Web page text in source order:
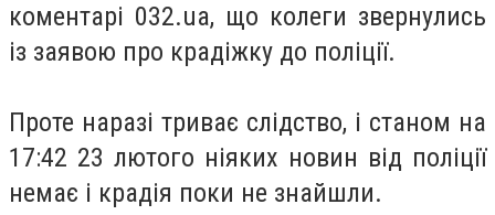
коментарі 032.ua, що колеги звернулись
із заявою про крадіжку до поліції.
Проте наразі триває слідство, і станом на
17:42 23 лютого ніяких новин від поліції
немає і крадія поки не знайшли.